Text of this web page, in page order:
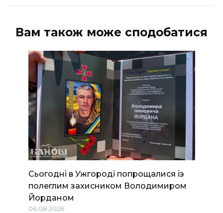
Вам також може сподобатися
Сьогодні в Ужгороді попрощалися із
полеглим захисником Володимиром
Йорданом
06.08.2026